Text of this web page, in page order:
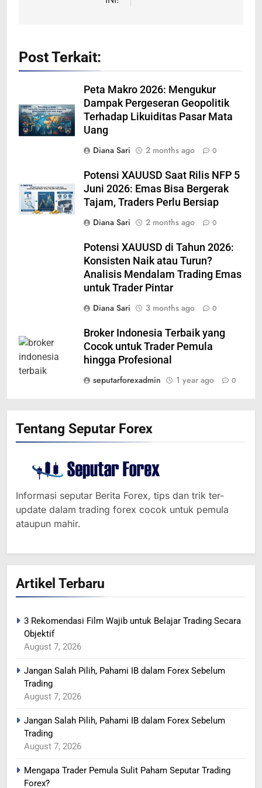
Post Terkait:
Peta Makro 2026: Mengukur
Dampak Pergeseran Geopolitik
Terhadap Likuiditas Pasar Mata
Uang
Diana Sari
2 months ago 0
Potensi XAUUSD Saat Rilis NFP 5
Juni 2026: Emas Bisa Bergerak
Tajam, Traders Perlu Bersiap
Diana Sari
2 months ago 0
Potensi XAUUSD di Tahun 2026:
Konsisten Naik atau Turun?
Analisis Mendalam Trading Emas
untuk Trader Pintar
Diana Sari
3 months ago 0
Broker Indonesia Terbaik yang
Cocok untuk Trader Pemula
hingga Profesional
seputarforexadmin
1 year ago 0
Tentang Seputar Forex
Informasi seputar Berita Forex, tips dan trik ter-
update dalam trading forex cocok untuk pemula
ataupun mahir.
Artikel Terbaru
3 Rekomendasi Film Wajib untuk Belajar Trading Secara
Objektif
August 7, 2026
Jangan Salah Pilih, Pahami IB dalam Forex Sebelum
Trading
August 7, 2026
Jangan Salah Pilih, Pahami IB dalam Forex Sebelum
Trading
August 7, 2026
Mengapa Trader Pemula Sulit Paham Seputar Trading
Forex?
MINYAK NAIK SETELAH
YEN MENGUAT SETELAH
ADANYA PERINGATAN
366
TENGAH KEKHAWATIRAN
367
BERITA FOREX